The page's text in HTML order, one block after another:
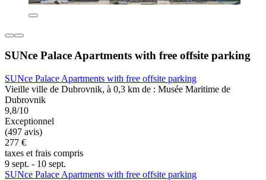
SUNce Palace Apartments with free offsite parking
SUNce Palace Apartments with free offsite parking
Vieille ville de Dubrovnik, à 0,3 km de : Musée Maritime de
Dubrovnik
9,8/10
Exceptionnel
(497 avis)
277 €
taxes et frais compris
9 sept. - 10 sept.
SUNce Palace Apartments with free offsite parking